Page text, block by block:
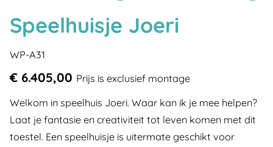
Speelhuisje Joeri
WP-A31
€ 6.405,00 Prijs is exclusief montage
Welkom in speelhuis Joeri. Waar kan ik je mee helpen?
Laat je fantasie en creativiteit tot leven komen met dit
toestel. Een speelhuisje is uitermate geschikt voor